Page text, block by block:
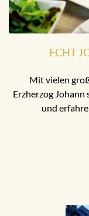
ECHT
Mit vielen
Erzherzog Johann
und